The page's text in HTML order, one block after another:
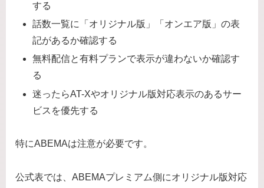
する
話数一覧に「オリジナル版」「オンエア版」の表
記があるか確認する
無料配信と有料プランで表示が違わないか確認す
る
迷ったらAT-Xやオリジナル版対応表示のあるサー
ビスを優先する
特にABEMAは注意が必要です。
公式表では、ABEMAプレミアム側にオリジナル版対応